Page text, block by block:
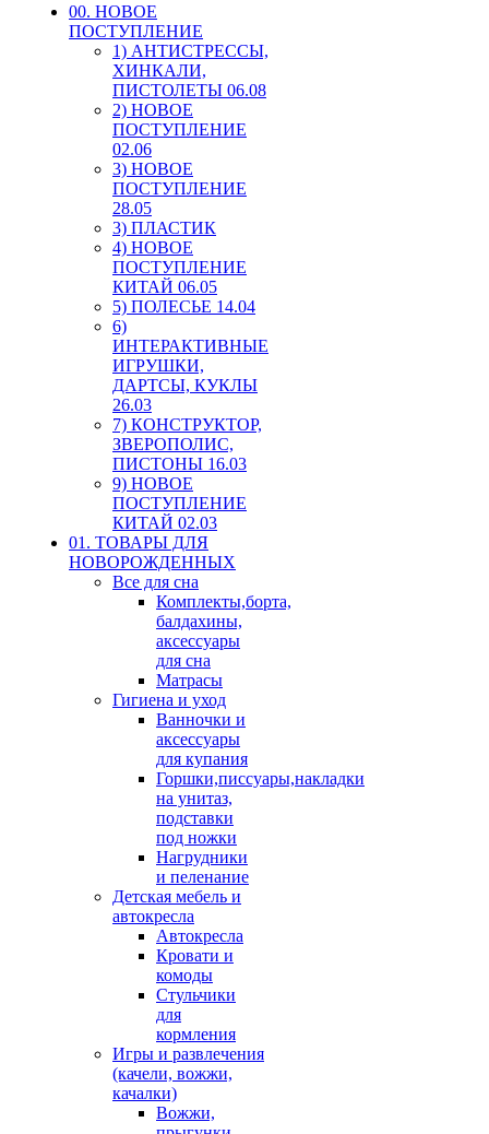
00. HОВОЕ
ПОСТУПЛЕНИЕ
1) АНТИСТРЕССЫ,
ХИНКАЛИ,
ПИСТОЛЕТЫ 06.08
2) НОВОЕ
ПОСТУПЛЕНИЕ
02.06
3) НОВОЕ
ПОСТУПЛЕНИЕ
28.05
3) ПЛАСТИК
4) НОВОЕ
ПОСТУПЛЕНИЕ
КИТАЙ 06.05
5) ПОЛЕСЬЕ 14.04
6)
ИНТЕРАКТИВНЫЕ
ИГРУШКИ,
ДАРТСЫ, КУКЛЫ
26.03
7) КОНСТРУКТОР,
ЗВЕРОПОЛИС,
ПИСТОНЫ 16.03
9) НОВОЕ
ПОСТУПЛЕНИЕ
КИТАЙ 02.03
01. ТОВАРЫ ДЛЯ
НОВОРОЖДЕННЫХ
Все для сна
Комплекты,борта,
балдахины,
аксессуары
для сна
Матрасы
Гигиена и уход
Ванночки и
аксессуары
для купания
Горшки,писсуары,накладки
на унитаз,
подставки
под ножки
Нагрудники
и пеленание
Детская мебель и
автокресла
Автокресла
Кровати и
комоды
Стульчики
для
кормления
Игры и развлечения
(качели, вожжи,
качалки)
Вожжи,